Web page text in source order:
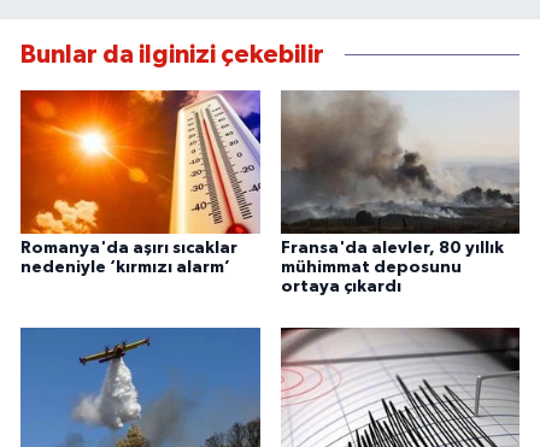
Bunlar da ilginizi çekebilir
Romanya'da aşırı sıcaklar
nedeniyle ‘kırmızı alarm’
Fransa'da alevler, 80 yıllık
mühimmat deposunu
ortaya çıkardı